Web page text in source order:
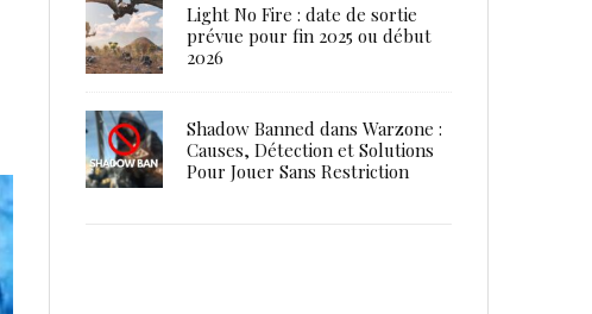
Light No Fire : date de sortie
prévue pour fin 2025 ou début
2026
Shadow Banned dans Warzone :
Causes, Détection et Solutions
Pour Jouer Sans Restriction